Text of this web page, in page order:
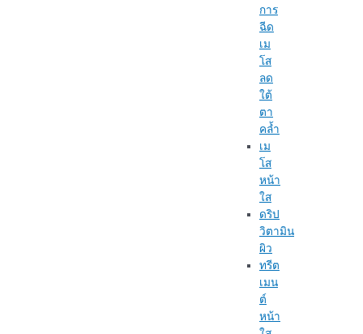
การ
ฉีด
เม
โส
ลด
ใต้
ตา
คล้ำ
เม
โส
หน้า
ใส
ดริป
วิตามิน
ผิว
ทรีต
เมน
ต์
หน้า